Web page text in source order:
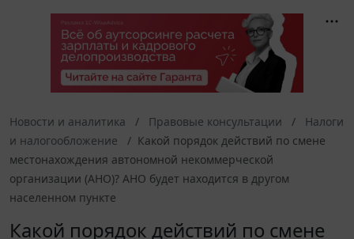
Новости и аналитика Правовые консультации
Налоги
и налогообложение
Какой порядок действий по смене
местонахождения автономной некоммерческой
организации (АНО)? АНО будет находится в другом
населенном пункте
Какой порядок действий по смене